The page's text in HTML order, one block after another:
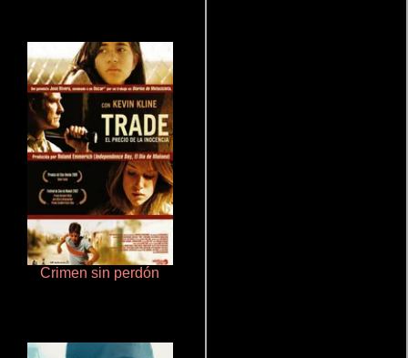
Crimen sin perdón